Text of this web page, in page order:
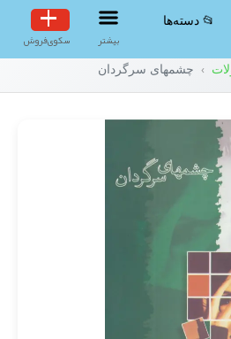
📂 دسته‌ها
بیشتر سکوی‌فروش
› چشمهای سرگردان